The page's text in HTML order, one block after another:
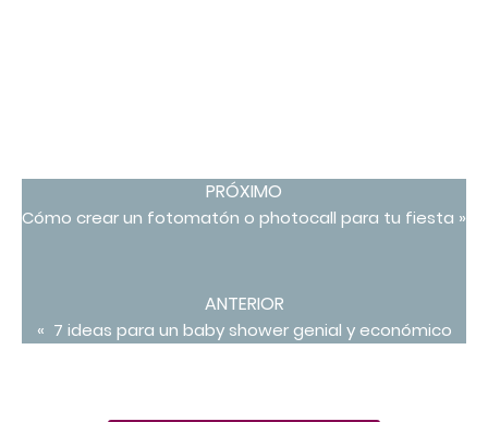
PRÓXIMO
Cómo crear un fotomatón o photocall para tu fiesta »
ANTERIOR
« 7 ideas para un baby shower genial y económico